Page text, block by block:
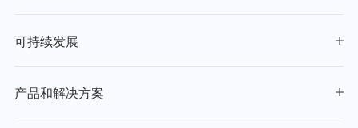
可持续发展
产品和解决方案